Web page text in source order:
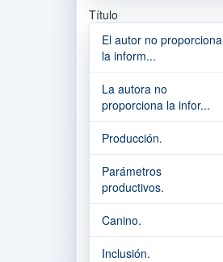
Título
El autor no proporciona
la inform...
La autora no
proporciona la infor...
Producción.
Parámetros
productivos.
Canino.
Inclusión.